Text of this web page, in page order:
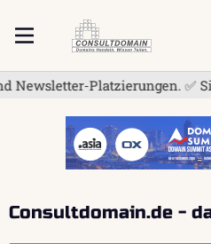
Platzierungen. ✅
Consultdomain.de -